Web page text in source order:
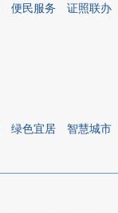
便民服务 证照联办
绿色宜居 智慧城市